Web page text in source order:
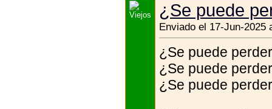
¿Se puede
Enviado el 17-Jun-
¿Se puede
¿Se puede
¿Se puede